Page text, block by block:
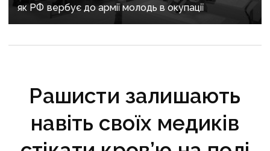
як РФ вербує до армії молодь в окупації
Рашисти залишають
навіть своїх медиків